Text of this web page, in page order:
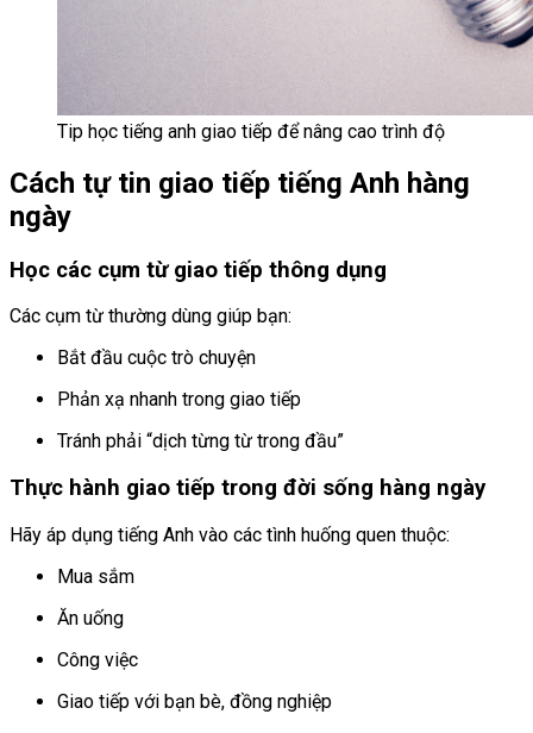
Tip học tiếng anh giao tiếp để nâng cao trình độ
Cách tự tin giao tiếp tiếng Anh hàng
ngày
Học các cụm từ giao tiếp thông dụng
Các cụm từ thường dùng giúp bạn:
Bắt đầu cuộc trò chuyện
Phản xạ nhanh trong giao tiếp
Tránh phải “dịch từng từ trong đầu”
Thực hành giao tiếp trong đời sống hàng ngày
Hãy áp dụng tiếng Anh vào các tình huống quen thuộc:
Mua sắm
Ăn uống
Công việc
Giao tiếp với bạn bè, đồng nghiệp